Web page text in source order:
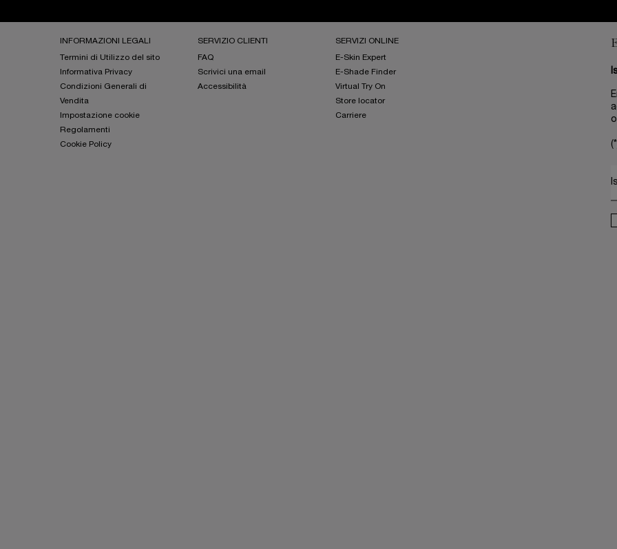
INFORMAZIONI LEGALI
Termini di Utilizzo del sito
Informativa Privacy
Condizioni Generali di
Vendita
Impostazione cookie
Regolamenti
Cookie Policy
SERVIZIO CLIENTI
FAQ
Scrivici una email
Accessibilità
SERVIZI ONLINE
E-Skin Expert
E-Shade Finder
Virtual Try On
Store locator
Carriere